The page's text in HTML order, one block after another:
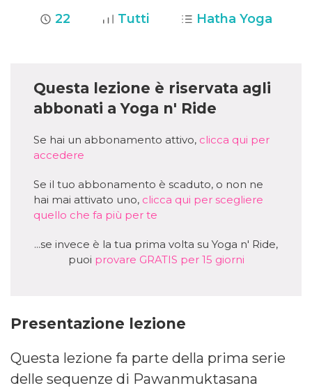
22 Tutti Hatha Yoga
Questa lezione è riservata agli
abbonati a Yoga n' Ride
Se hai un abbonamento attivo, clicca qui per
accedere
Se il tuo abbonamento è scaduto, o non ne
hai mai attivato uno, clicca qui per scegliere
quello che fa più per te
...se invece è la tua prima volta su Yoga n' Ride,
puoi provare GRATIS per 15 giorni
Presentazione lezione
Questa lezione fa parte della prima serie
delle sequenze di Pawanmuktasana